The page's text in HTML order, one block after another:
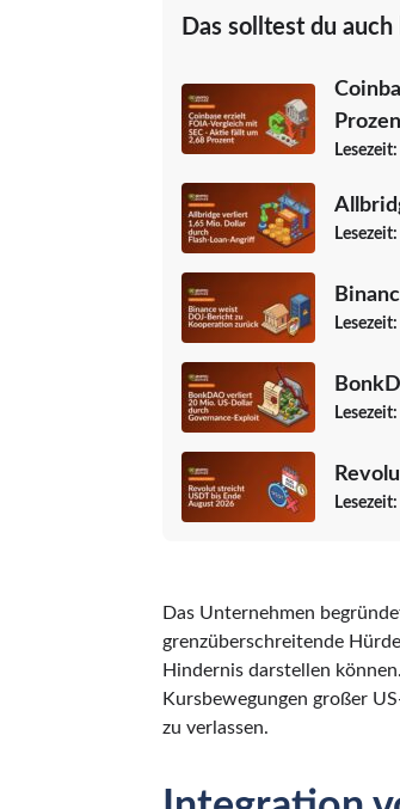
Das solltest du auch
Lesezeit:
Lesezeit:
Lesezeit:
Lesezeit:
Lesezeit:
Das Unternehmen
grenzüberschreitende
Hindernis darstellen
Kursbewegungen großer
zu verlassen.